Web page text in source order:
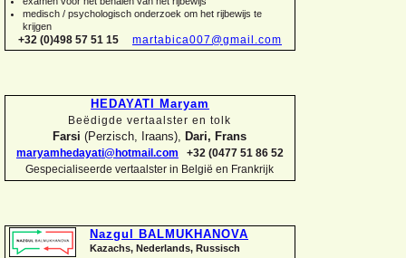
medisch / psychologisch onderzoek om het rijbewijs te
krijgen
+32 (0)498 57 51 15 martabica007@gmail.com
HEDAYATI Maryam
Beëdigde vertaalster en tolk
Farsi(Perzisch, Iraans), Dari, Frans
maryamhedayati@hotmail.com
+32 (0477 51 86 52
Gespecialiseerde vertaalster in België en Frankrijk
Nazgul BALMUKHANOVA
Kazachs, Nederlands, Russisch